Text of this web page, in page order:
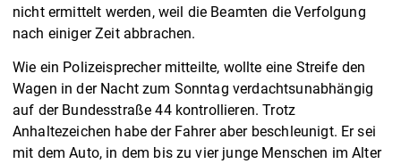
nicht ermittelt werden, weil die Beamten die Verfolgung
nach einiger Zeit abbrachen.
Wie ein Polizeisprecher mitteilte, wollte eine Streife den
Wagen in der Nacht zum Sonntag verdachtsunabhängig
auf der Bundesstraße 44 kontrollieren. Trotz
Anhaltezeichen habe der Fahrer aber beschleunigt. Er sei
mit dem Auto, in dem bis zu vier junge Menschen im Alter